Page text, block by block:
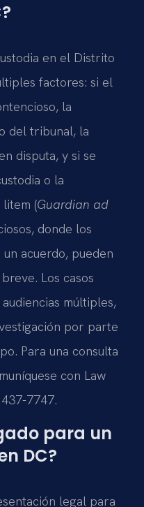
en el Distrito
factores: si el
la
del tribunal, la
disputa, y si se
o la
(Guardian ad
donde los
acuerdo, pueden
Los casos
múltiples,
por parte
Para una consulta
con Law
437-7747.
para un
DC?
legal para